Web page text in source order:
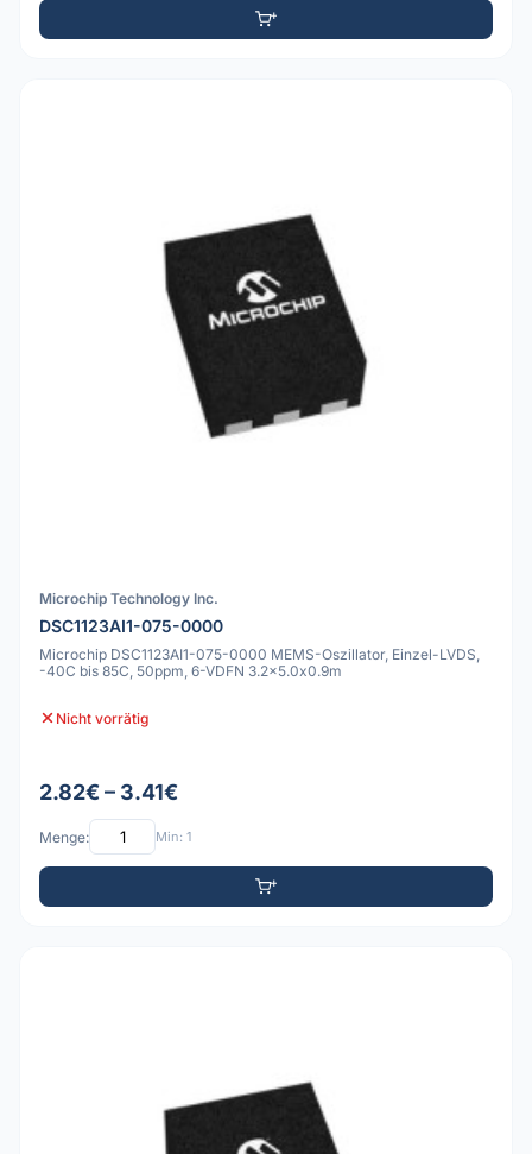
Microchip Technology Inc.
DSC1123AI1-075-0000
Microchip DSC1123AI1-075-0000 MEMS-Oszillator, Einzel-LVDS,
-40C bis 85C, 50ppm, 6-VDFN 3.2x5.0x0.9m
Nicht vorrätig
2.82€ – 3.41€
Menge: Min: 1